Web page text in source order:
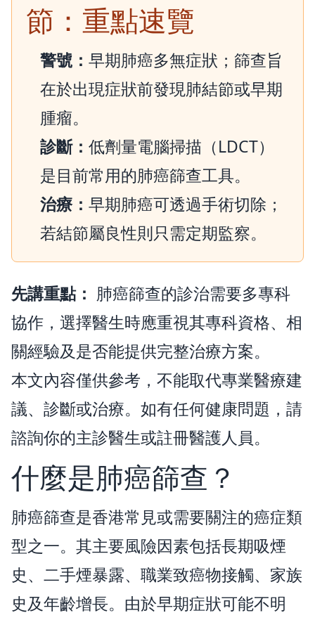
節：重點速覽
警號： 早期肺癌多無症狀；篩查旨
在於出現症狀前發現肺結節或早期
腫瘤。
診斷： 低劑量電腦掃描（LDCT）
是目前常用的肺癌篩查工具。
治療： 早期肺癌可透過手術切除；
若結節屬良性則只需定期監察。
先講重點： 肺癌篩查的診治需要多專科
協作，選擇醫生時應重視其專科資格、相
關經驗及是否能提供完整治療方案。
本文內容僅供參考，不能取代專業醫療建
議、診斷或治療。如有任何健康問題，請
諮詢你的主診醫生或註冊醫護人員。
什麼是肺癌篩查？
肺癌篩查是香港常見或需要關注的癌症類
型之一。其主要風險因素包括長期吸煙
史、二手煙暴露、職業致癌物接觸、家族
史及年齡增長。由於早期症狀可能不明